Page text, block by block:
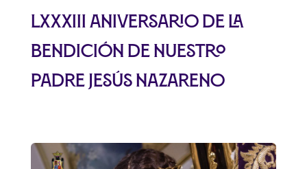
LXXXIII Aniversario de la
bendición de Nuestro
Padre Jesús Nazareno